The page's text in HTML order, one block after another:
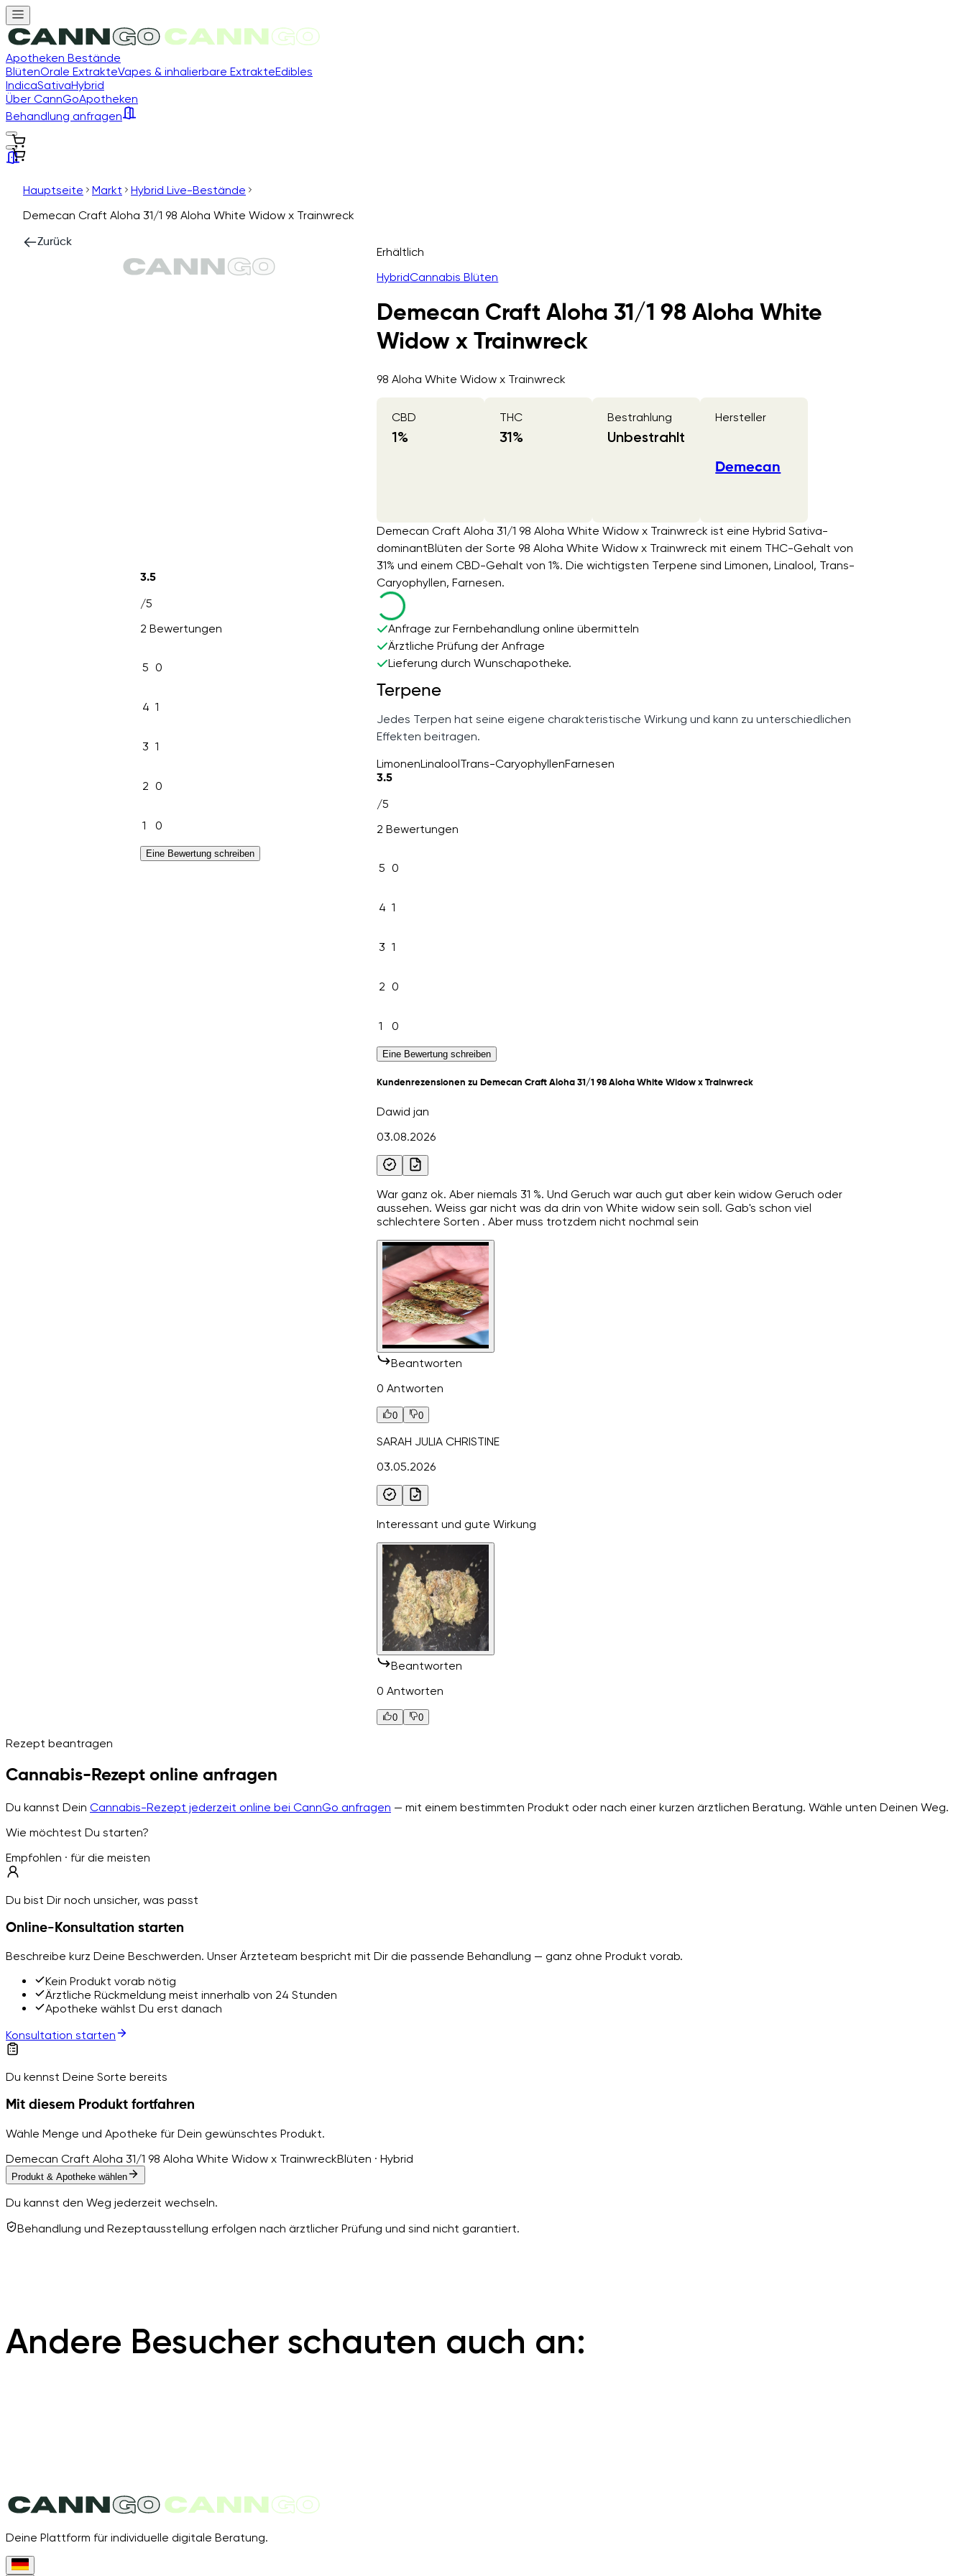
Apotheken Bestände
BlütenOrale ExtrakteVapes & inhalierbare ExtrakteEdibles
IndicaSativaHybrid
Über CannGoApotheken
Behandlung anfragen
Hauptseite Markt
Hybrid Live-Bestände
Demecan Craft Aloha 31/1 98 Aloha White Widow x Trainwreck
Zurück
3.5
/5
2 Bewertungen
5 0
4 1
3 1
2 0
1 0
Eine Bewertung schreiben
Erhältlich
HybridCannabis Blüten
Demecan Craft Aloha 31/1 98 Aloha White
Widow x Trainwreck
98 Aloha White Widow x Trainwreck
CBD
1%
THC
31%
Bestrahlung
Unbestrahlt
Hersteller
Demecan
Demecan Craft Aloha 31/1 98 Aloha White Widow x Trainwreck ist eine Hybrid Sativa-
dominantBlüten der Sorte 98 Aloha White Widow x Trainwreck mit einem THC-Gehalt von
31% und einem CBD-Gehalt von 1%. Die wichtigsten Terpene sind Limonen, Linalool, Trans-
Caryophyllen, Farnesen.
Anfrage zur Fernbehandlung online übermitteln
Ärztliche Prüfung der Anfrage
Lieferung durch Wunschapotheke.
Terpene
Jedes Terpen hat seine eigene charakteristische Wirkung und kann zu unterschiedlichen
Effekten beitragen.
LimonenLinaloolTrans-CaryophyllenFarnesen
3.5
/5
2 Bewertungen
5 0
4 1
3 1
2 0
1 0
Eine Bewertung schreiben
Kundenrezensionen zu Demecan Craft Aloha 31/1 98 Aloha White Widow x Trainwreck
Dawid jan
03.08.2026
War ganz ok. Aber niemals 31 %. Und Geruch war auch gut aber kein widow Geruch oder
aussehen. Weiss gar nicht was da drin von White widow sein soll. Gab's schon viel
schlechtere Sorten . Aber muss trotzdem nicht nochmal sein
Beantworten
0 Antworten
0 0
SARAH JULIA CHRISTINE
03.05.2026
Interessant und gute Wirkung
Beantworten
0 Antworten
0 0
Rezept beantragen
Cannabis-Rezept online anfragen
Du kannst Dein Cannabis-Rezept jederzeit online bei CannGo anfragen — mit einem bestimmten Produkt oder nach einer kurzen ärztlichen Beratung. Wähle unten Deinen Weg.
Wie möchtest Du starten?
Empfohlen · für die meisten
Du bist Dir noch unsicher, was passt
Online-Konsultation starten
Beschreibe kurz Deine Beschwerden. Unser Ärzteteam bespricht mit Dir die passende Behandlung — ganz ohne Produkt vorab.
Kein Produkt vorab nötig
Ärztliche Rückmeldung meist innerhalb von 24 Stunden
Apotheke wählst Du erst danach
Konsultation starten
Du kennst Deine Sorte bereits
Mit diesem Produkt fortfahren
Wähle Menge und Apotheke für Dein gewünschtes Produkt.
Demecan Craft Aloha 31/1 98 Aloha White Widow x TrainwreckBlüten · Hybrid
Produkt & Apotheke wählen
Du kannst den Weg jederzeit wechseln.
Behandlung und Rezeptausstellung erfolgen nach ärztlicher Prüfung und sind nicht garantiert.
Andere Besucher schauten auch an:
Deine Plattform für individuelle digitale Beratung.